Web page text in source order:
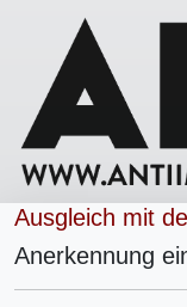
Ausgleich mit
Anerkennung